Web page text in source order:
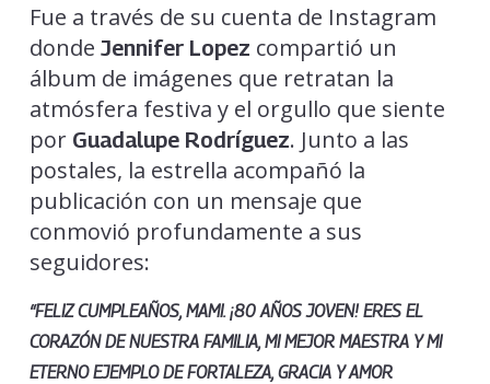
Fue a través de su cuenta de Instagram
donde Jennifer Lopez compartió un
álbum de imágenes que retratan la
atmósfera festiva y el orgullo que siente
por Guadalupe Rodríguez. Junto a las
postales, la estrella acompañó la
publicación con un mensaje que
conmovió profundamente a sus
seguidores:
“FELIZ CUMPLEAÑOS, MAMI. ¡80 AÑOS JOVEN! ERES EL
CORAZÓN DE NUESTRA FAMILIA, MI MEJOR MAESTRA Y MI
ETERNO EJEMPLO DE FORTALEZA, GRACIA Y AMOR